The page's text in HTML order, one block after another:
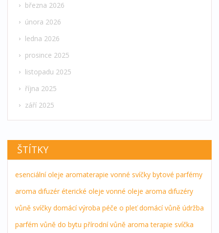
března 2026
února 2026
ledna 2026
prosince 2025
listopadu 2025
října 2025
září 2025
ŠTÍTKY
esenciální oleje aromaterapie vonné svíčky bytové parfémy
aroma difuzér éterické oleje vonné oleje aroma difuzéry
vůně svíčky domácí výroba péče o pleť domácí vůně údržba
parfém vůně do bytu přírodní vůně aroma terapie svíčka